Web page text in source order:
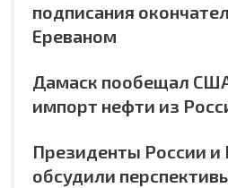
подписания
Ереваном
Дамаск пообещал
импорт нефти из
Президенты России и
обсудили